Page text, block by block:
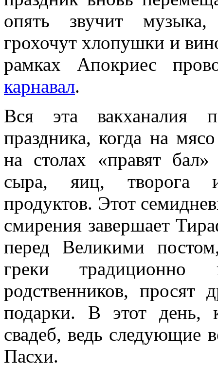
опять звучит
грохочут хлопушки и
рамках Апокриес
карнавал.
Вся эта вакханалия
праздника, когда на
на столах «правят
сыра, яиц, творога
продуктов. Этот
смирения завершает
перед Великими
греки традиционно
родственников, просят
подарки. В этот день,
свадеб, ведь следующие
Пасхи.